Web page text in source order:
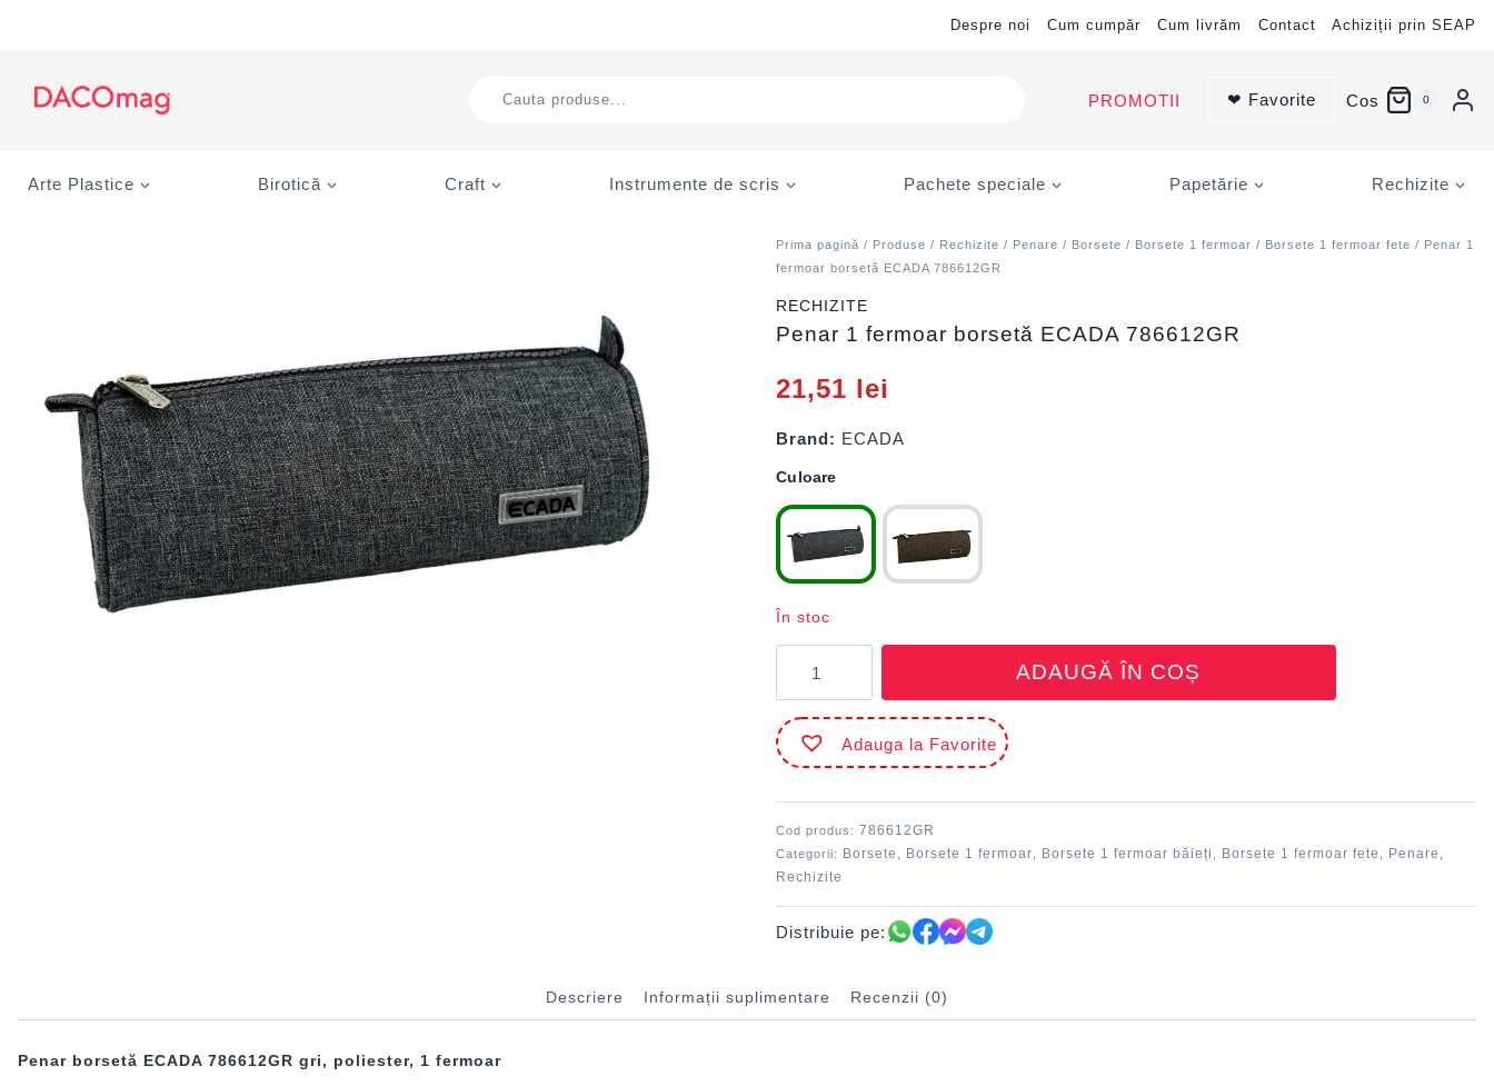
Despre noi Cum cumpăr Cum livrăm Contact Achiziții prin SEAP
search
PROMOTII ❤ Favorite Cos 0
Arte Plastice Birotică Craft Instrumente de scris Pachete speciale Papetărie Rechizite
Prima pagină / Produse / Rechizite / Penare / Borsete / Borsete 1 fermoar / Borsete 1 fermoar fete / Penar 1
fermoar borsetă ECADA 786612GR
RECHIZITE
Penar 1 fermoar borsetă ECADA 786612GR
21,51 lei
Brand: ECADA
Culoare
În stoc
Penar
1
fermoar
borsetă
ECADA
ADAUGĂ ÎN COȘ
Adauga la Favorite
Cod produs:786612GR
Categorii: Borsete Borsete 1 fermoar Borsete 1 fermoar băieți Borsete 1 fermoar fete Penare
Rechizite
Distribuie pe:
Descriere Informații suplimentare Recenzii (0)
Penar borsetă ECADA 786612GR gri, poliester, 1 fermoar